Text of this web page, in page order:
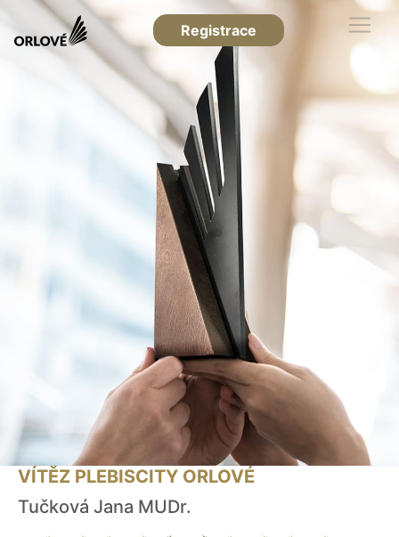
Registrace
VÍTĚZ PLEBISCITY ORLOVÉ
Tučková Jana MUDr.